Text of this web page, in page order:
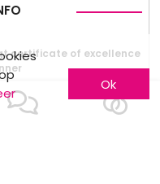
certificate of excellence
Ok